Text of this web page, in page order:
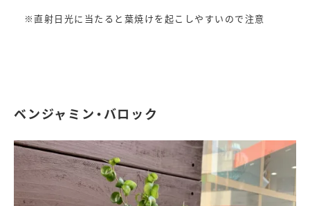
※直射日光に当たると葉焼けを起こしやすいので注意
ベンジャミン・バロック